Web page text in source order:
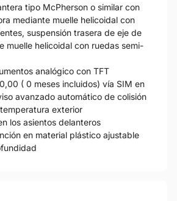
tipo McPherson o similar con
mediante muelle helicoidal con
suspensión trasera de eje de
muelle helicoidal con ruedas semi-
analógico con TFT
( 0 meses incluidos) vía SIM en
avanzado automático de colisión
exterior
los asientos delanteros
en material plástico ajustable